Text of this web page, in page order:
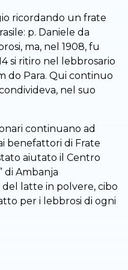
ricordando un frate
p. Daniele da
ma, nel 1908, fu
si ritiro nel lebbrosario
do Para. Qui continuo
nel suo
continuano ad
benefattori di Frate
aiutato il Centro
di Ambanja
del latte in polvere, cibo
per i lebbrosi di ogni